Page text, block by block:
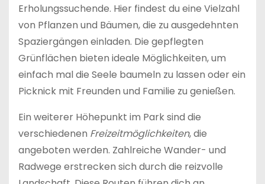
Erholungssuchende. Hier findest du eine Vielzahl
von Pflanzen und Bäumen, die zu ausgedehnten
Spaziergängen einladen. Die gepflegten
Grünflächen bieten ideale Möglichkeiten, um
einfach mal die Seele baumeln zu lassen oder ein
Picknick mit Freunden und Familie zu genießen.
Ein weiterer Höhepunkt im Park sind die
verschiedenen Freizeitmöglichkeiten, die
angeboten werden. Zahlreiche Wander- und
Radwege erstrecken sich durch die reizvolle